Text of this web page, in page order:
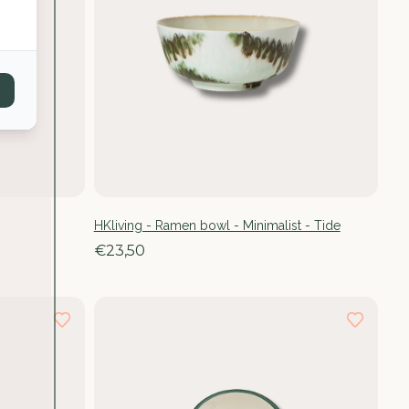
HKliving - Ramen bowl - Minimalist - Tide
€23,50